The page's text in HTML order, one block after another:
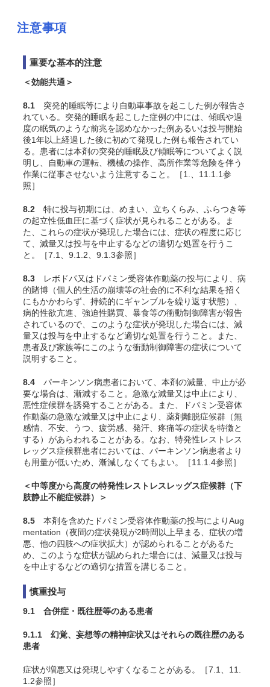
注意事項
重要な基本的注意
＜効能共通＞
8.1 突発的睡眠等により自動車事故を起こした例が報告さ
れている。突発的睡眠を起こした症例の中には、傾眠や過
度の眠気のような前兆を認めなかった例あるいは投与開始
後1年以上経過した後に初めて発現した例も報告されてい
る。患者には本剤の突発的睡眠及び傾眠等についてよく説
明し、自動車の運転、機械の操作、高所作業等危険を伴う
作業に従事させないよう注意すること。［1.、11.1.1参
照］
8.2 特に投与初期には、めまい、立ちくらみ、ふらつき等
の起立性低血圧に基づく症状が見られることがある。ま
た、これらの症状が発現した場合には、症状の程度に応じ
て、減量又は投与を中止するなどの適切な処置を行うこ
と。［7.1、9.1.2、9.1.3参照］
8.3 レボドパ又はドパミン受容体作動薬の投与により、病
的賭博（個人的生活の崩壊等の社会的に不利な結果を招く
にもかかわらず、持続的にギャンブルを繰り返す状態）、
病的性欲亢進、強迫性購買、暴食等の衝動制御障害が報告
されているので、このような症状が発現した場合には、減
量又は投与を中止するなど適切な処置を行うこと。また、
患者及び家族等にこのような衝動制御障害の症状について
説明すること。
8.4 パーキンソン病患者において、本剤の減量、中止が必
要な場合は、漸減すること。急激な減量又は中止により、
悪性症候群を誘発することがある。また、ドパミン受容体
作動薬の急激な減量又は中止により、薬剤離脱症候群（無
感情、不安、うつ、疲労感、発汗、疼痛等の症状を特徴と
する）があらわれることがある。なお、特発性レストレス
レッグス症候群患者においては、パーキンソン病患者より
も用量が低いため、漸減しなくてもよい。［11.1.4参照］
＜中等度から高度の特発性レストレスレッグス症候群（下
肢静止不能症候群）＞
8.5 本剤を含めたドパミン受容体作動薬の投与によりAug
mentation（夜間の症状発現が2時間以上早まる、症状の増
悪、他の四肢への症状拡大）が認められることがあるた
め、このような症状が認められた場合には、減量又は投与
を中止するなどの適切な措置を講じること。
慎重投与
9.1 合併症・既往歴等のある患者
9.1.1 幻覚、妄想等の精神症状又はそれらの既往歴のある
患者
症状が増悪又は発現しやすくなることがある。［7.1、11.
1.2参照］